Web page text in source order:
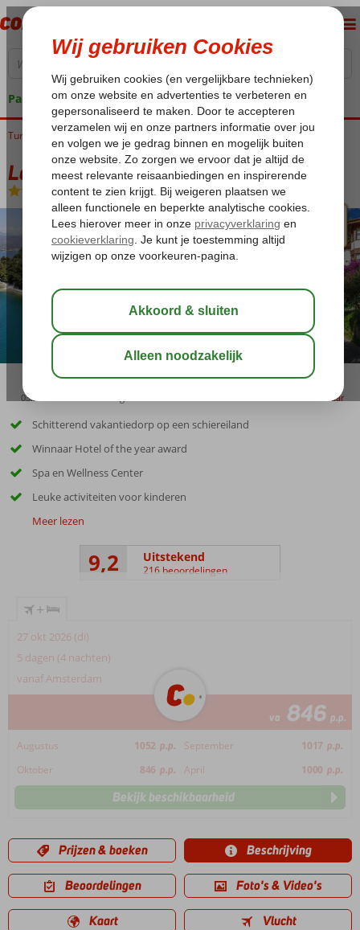
Pakketgarantie
Home
Turkije Egeische kust Fethiye Fethiye-Centrum Letoonia Club & Hotel
Letoonia Club & Hotel
Ultra All Inclusive-Hotel
03:30 bewaar
Schitterend vakantiedorp op een schiereiland
Winnaar Hotel of the year award
Spa en Wellness Center
Leuke activiteiten voor kinderen
Meer lezen
9,2 Uitstekend
216 beoordelingen
+
27 okt 2026 (di)
5 dagen (4 nachten)
vanaf Amsterdam
va 846 p.p.
Augustus 1052 p.p. September 1017 p.p.
Oktober
846 p.p. April 1000 p.p.
Bekijk beschikbaarheid
Prijzen & boeken Beschrijving
Beoordelingen Foto's & Video's
Kaart Vlucht